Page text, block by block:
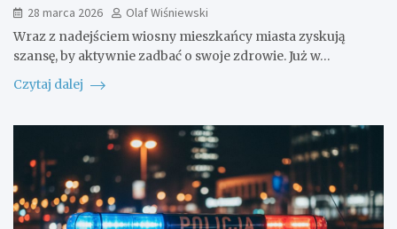
28 marca 2026
Olaf Wiśniewski
Wraz z nadejściem wiosny mieszkańcy miasta zyskują
szansę, by aktywnie zadbać o swoje zdrowie. Już w…
Czytaj dalej